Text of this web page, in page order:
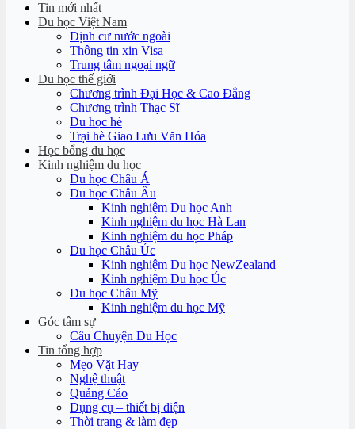
Tin mới nhất
Du học Việt Nam
Định cư nước ngoài
Thông tin xin Visa
Trung tâm ngoại ngữ
Du học thế giới
Chương trình Đại Học & Cao Đẳng
Chương trình Thạc Sĩ
Du học hè
Trại hè Giao Lưu Văn Hóa
Học bổng du học
Kinh nghiệm du học
Du học Châu Á
Du học Châu Âu
Kinh nghiệm Du học Anh
Kinh nghiệm du học Hà Lan
Kinh nghiệm du học Pháp
Du học Châu Úc
Kinh nghiệm Du học NewZealand
Kinh nghiệm Du học Úc
Du học Châu Mỹ
Kinh nghiệm du học Mỹ
Góc tâm sự
Câu Chuyện Du Học
Tin tổng hợp
Mẹo Vặt Hay
Nghệ thuật
Quảng Cáo
Dụng cụ – thiết bị điện
Thời trang & làm đẹp